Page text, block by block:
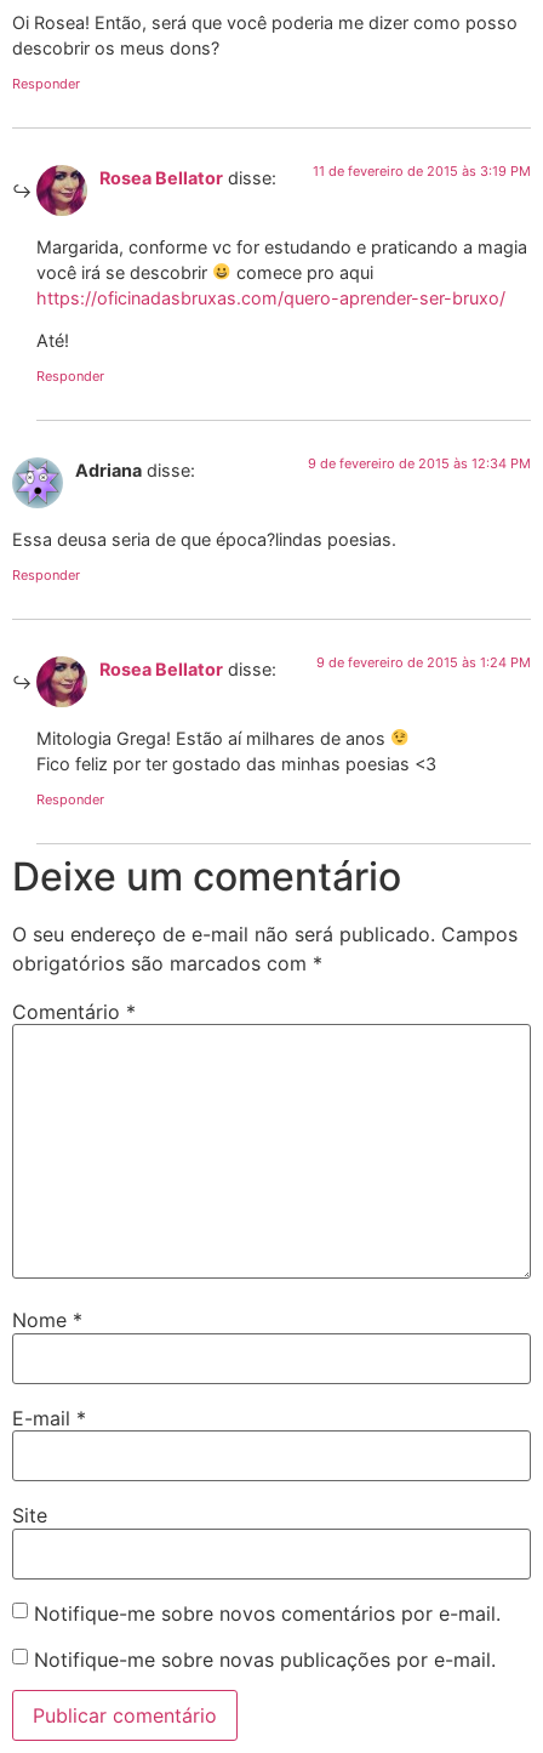
Oi Rosea! Então, será que você poderia me dizer como posso
descobrir os meus dons?
Responder
Rosea Bellator disse: 11 de fevereiro de 2015 às 3:19 PM
Margarida, conforme vc for estudando e praticando a magia
você irá se descobrir
comece pro aqui
https://oficinadasbruxas.com/quero-aprender-ser-bruxo/
Até!
Responder
Adriana disse: 9 de fevereiro de 2015 às 12:34 PM
Essa deusa seria de que época?lindas poesias.
Responder
Rosea Bellator disse: 9 de fevereiro de 2015 às 1:24 PM
Mitologia Grega! Estão aí milhares de anos
Fico feliz por ter gostado das minhas poesias <3
Responder
Deixe um comentário
O seu endereço de e-mail não será publicado. Campos
obrigatórios são marcados com *
Comentário *
Nome *
E-mail *
Site
Notifique-me sobre novos comentários por e-mail.
Notifique-me sobre novas publicações por e-mail.